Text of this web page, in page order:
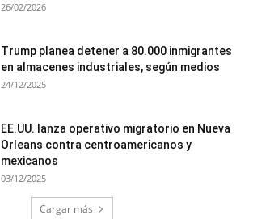
26/02/2026
Trump planea detener a 80.000 inmigrantes
en almacenes industriales, según medios
24/12/2025
EE.UU. lanza operativo migratorio en Nueva
Orleans contra centroamericanos y
mexicanos
03/12/2025
Cargar más